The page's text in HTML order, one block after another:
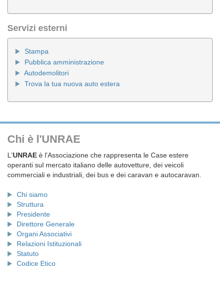
Servizi esterni
Stampa
Pubblica amministrazione
Autodemolitori
Trova la tua nuova auto estera
Chi è l'UNRAE
L'UNRAE è l'Associazione che rappresenta le Case estere
operanti sul mercato italiano delle autovetture, dei veicoli
commerciali e industriali, dei bus e dei caravan e autocaravan.
Chi siamo
Struttura
Presidente
Direttore Generale
Organi Associativi
Relazioni Istituzionali
Statuto
Codice Etico